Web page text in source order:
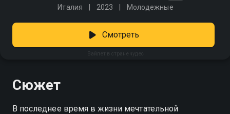
Италия 2023 Молодежные
Вайлет в стране чудес
Смотреть
Сюжет
В последнее время в жизни мечтательной